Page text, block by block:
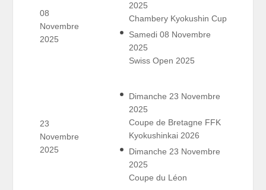
08
Novembre
2025
2025
Chambery Kyokushin Cup
Samedi 08 Novembre
2025
Swiss Open 2025
23
Novembre
2025
Dimanche 23 Novembre
2025
Coupe de Bretagne FFK
Kyokushinkai 2026
Dimanche 23 Novembre
2025
Coupe du Léon